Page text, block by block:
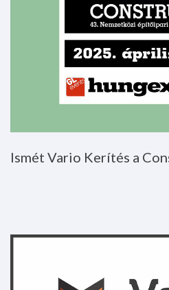
Ismét Vario Kerítés a